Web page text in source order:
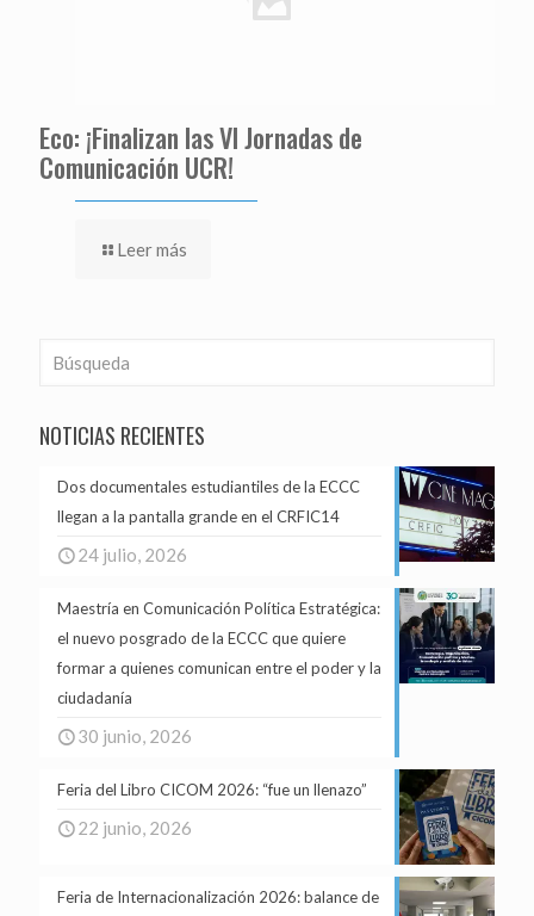
Eco: ¡Finalizan las VI Jornadas de
Comunicación UCR!
Leer más
NOTICIAS RECIENTES
Dos documentales estudiantiles de la ECCC
llegan a la pantalla grande en el CRFIC14
24 julio, 2026
Maestría en Comunicación Política Estratégica:
el nuevo posgrado de la ECCC que quiere
formar a quienes comunican entre el poder y la
ciudadanía
30 junio, 2026
Feria del Libro CICOM 2026: “fue un llenazo”
22 junio, 2026
Feria de Internacionalización 2026: balance de